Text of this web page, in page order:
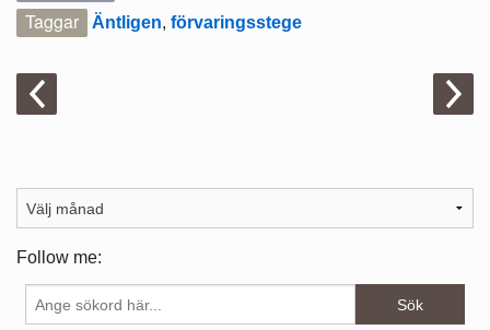
Taggar Äntligen, förvaringsstege
Follow me: